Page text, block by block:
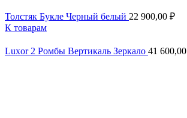
Толстяк Букле Черный белый 22 900,00 ₽
К товарам
Luxor 2 Ромбы Вертикаль Зеркало 41 600,00